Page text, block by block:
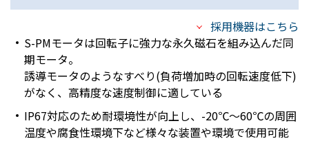
採用機器はこちら
S-PMモータは回転子に強力な永久磁石を組み込んだ同
期モータ。
誘導モータのようなすべり(負荷増加時の回転速度低下)
がなく、高精度な速度制御に適している
IP67対応のため耐環境性が向上し、-20℃～60℃の周囲
温度や腐食性環境下など様々な装置や環境で使用可能